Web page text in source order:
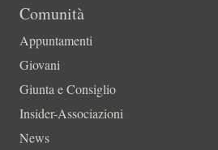
Comunità
Appuntamenti
Giovani
Giunta e Consiglio
Insider-Associazioni
News